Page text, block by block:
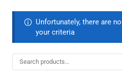
Unfortunately, there are
your criteria